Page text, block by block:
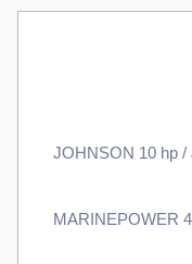
JOHNSON 10 hp
MARINEPOWER